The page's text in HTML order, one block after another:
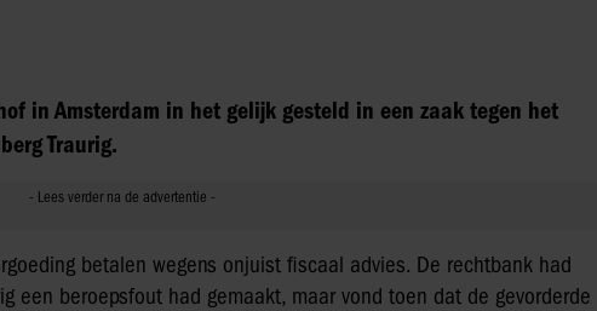
in Amsterdam in het gelijk gesteld in een zaak tegen het
Traurig.
betalen wegens onjuist fiscaal advies. De rechtbank had
een beroepsfout had gemaakt, maar vond toen dat de gevorderde